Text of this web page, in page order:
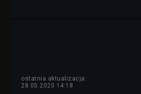
ostatnia aktualizacja:
28.05.2025 14:18